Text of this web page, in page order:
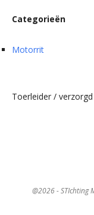
Categorieën
Motorrit
Toerleider /
@2026 - STIchting